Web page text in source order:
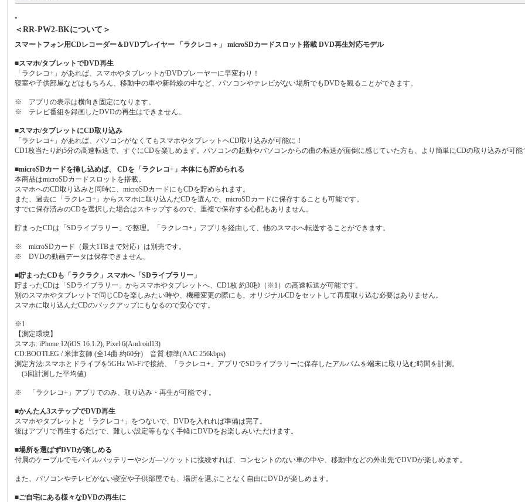
"
＜RR-PW2-BKについて＞
スマートフォン用CDレコーダー＆DVDプレイヤー 「ラクレコ＋」 microSDカードスロット搭載 DVD再生対応モデル
■スマホ/タブレットでDVD再生
「ラクレコ+」があれば、スマホやタブレットがDVDプレーヤーに早変わり！
寝室や子供部屋などはもちろん、移動中の車や新幹線の中など、パソコンやテレビがない場所でもDVDを観ることができます。
※ アプリの表示は横向き固定になります。
※ テレビ番組を録画したDVDの再生はできません。
■スマホ/タブレットにCD取り込み
「ラクレコ+」があれば、パソコンがなくてもスマホやタブレットへCD取り込みが可能に！
CD1枚当たり約5分の高速転送で、すぐにCDを楽しめます。パソコンの起動やパソコンからの曲の転送が面倒に感じていた方も、より簡単にCDの取り込みが可能
■microSDカードを挿し込めば、 CDを「ラクレコ+」本体にも貯められる
本商品はmicroSDカードスロットを搭載。
スマホへのCD取り込みと同時に、microSDカードにもCDを貯められます。
また、過去に「ラクレコ+」からスマホに取り込んだCDを選んで、microSDカードに保存することも可能です。
すでに保存済みのCDを選択した場合はスキップするので、重複で保存する心配もありません。
貯まったCDは「SDライブラリー」で整理。「ラクレコ+」アプリを経由して、他のスマホへ転送することができます。
※ microSDカード（最大1TBまで対応）は別売です。
※ DVDの動画データは保存できません。
■貯まったCDも「ラクラク」スマホへ「SDライブラリー」
貯まったCDは「SDライブラリー」からスマホやタブレットへ、CD1枚 約30秒（※1）の高速転送が可能です。
別のスマホやタブレットで同じCDを楽しみたい時や、機種変更の際にも、オリジナルCDをセットして再度取り込む必要はありません。
スマホに取り込んだCDのバックアップにもなるので安心です。
※1
【測定環境】
スマホ: iPhone 12(iOS 16.1.2), Pixel 6(Android13)
CD:BOOTLEG / 米津玄師 (全14曲 約60分) 音質:標準(AAC 256kbps)
測定方法:スマホとドライブを5GHz Wi-Fiで接続、「ラクレコ+」アプリでSDライブラリーに保存したアルバムを端末に取り込む時間を計測。
(5回計測した平均値)
※ 「ラクレコ+」アプリでのみ、取り込み・再生が可能です。
■かんたん3ステップでDVD再生
スマホやタブレットと「ラクレコ+」をつないで、DVDを入れれば準備は完了。
後はアプリで再生するだけで、難しい設定等もなく手軽にDVDをお楽しみいただけます。
■場所を選ばずDVDが楽しめる
付属のケーブルでモバイルバッテリーやシガ―ソケットに接続すれば、コンセントのない車の中や、移動中などの外出先でDVDが楽しめます。
また、パソコンやテレビがない寝室や子供部屋でも、場所を選ぶことなく自由にDVDが楽しめます。
■ご自宅にある様々なDVDの再生に